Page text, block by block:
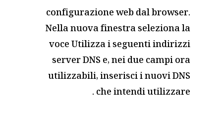
configurazione web dal browser.
Nella nuova finestra seleziona la
voce Utilizza i seguenti indirizzi
server DNS e, nei due campi ora
utilizzabili, inserisci i nuovi DNS
che intendi utilizzare .